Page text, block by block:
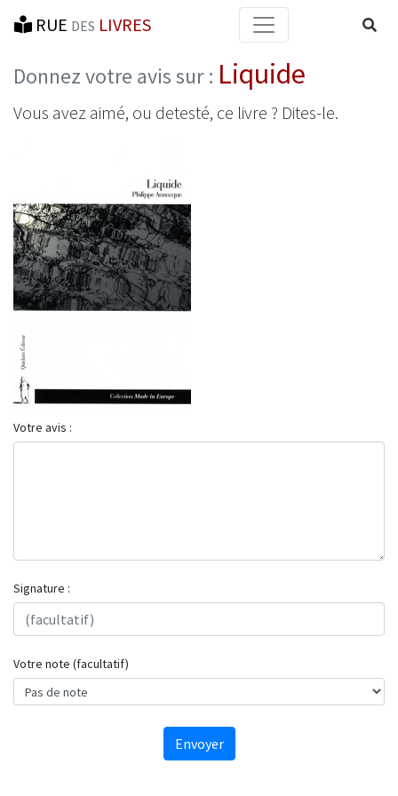
RUE DES LIVRES
Donnez votre avis sur : Liquide
Vous avez aimé, ou detesté, ce livre ? Dites-le.
Votre avis :
Signature :
Votre note (facultatif)
Envoyer